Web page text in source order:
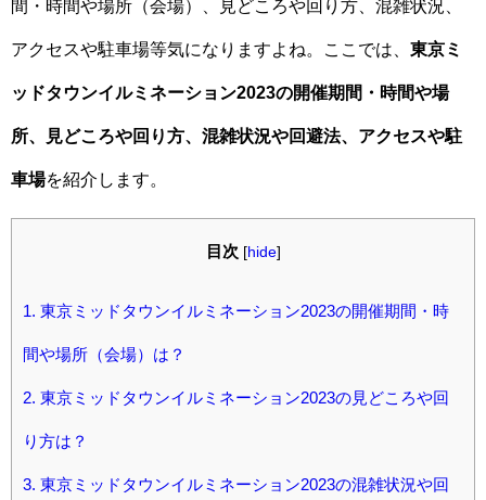
間・時間や場所（会場）、見どころや回り方、混雑状況、
アクセスや駐車場等気になりますよね。ここでは、 東京ミ
ッドタウンイルミネーション2023の開催期間・時間や場
所、見どころや回り方、混雑状況や回避法、アクセスや駐
車場を紹介します。
目次 [hide]
1. 東京ミッドタウンイルミネーション2023の開催期間・時
間や場所（会場）は？
2. 東京ミッドタウンイルミネーション2023の見どころや回
り方は？
3. 東京ミッドタウンイルミネーション2023の混雑状況や回